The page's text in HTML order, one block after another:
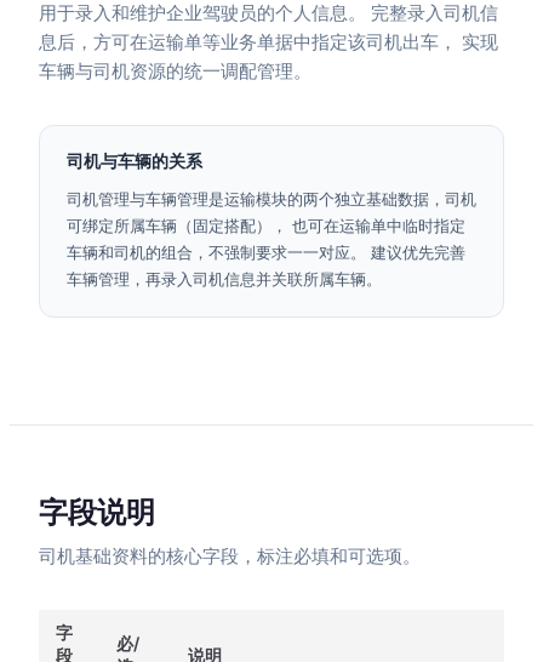
用于录入和维护企业驾驶员的个人信息。 完整录入司机信
息后，方可在运输单等业务单据中指定该司机出车， 实现
车辆与司机资源的统一调配管理。
司机与车辆的关系
司机管理与车辆管理是运输模块的两个独立基础数据，司机
可绑定所属车辆（固定搭配）， 也可在运输单中临时指定
车辆和司机的组合，不强制要求一一对应。 建议优先完善
车辆管理，再录入司机信息并关联所属车辆。
字段说明
司机基础资料的核心字段，标注必填和可选项。
字
段
必/
说明